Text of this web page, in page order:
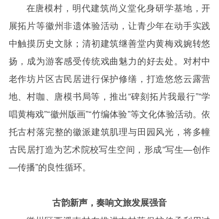
在唐模村，明代建筑尚义堂化身研学基地，开
展拓片等徽州非遗体验活动，让青少年在动手实践
中触摸历史文脉；清初建筑继善堂内黄梅戏婉转悠
扬，成为游客感受传统戏曲魅力的好去处。对村中
老作坊片区古民居进行保护修缮，打造悠悠云露营
地、村咖、唐模书局等，推出“碑刻拓片我最行”“学
唱黄梅戏”“徽州版画”“竹编体验”等文化体验活动。依
托古村落完整的徽派建筑肌理与田园风光，将多幢
古民居打造为艺术院校写生空间，形成“写生—创作
—传播”的良性循环。
古韵新声，奏响文旅发展强音